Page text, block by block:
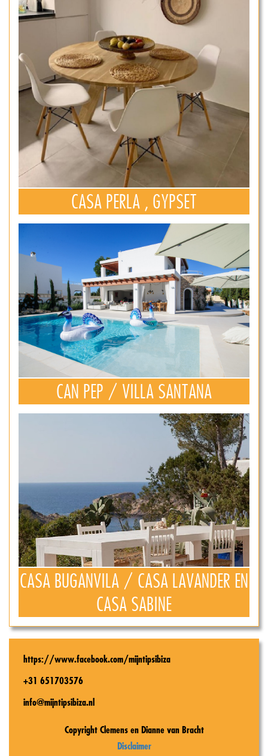
CASA PERLA , GYPSET
CAN PEP / VILLA SANTANA
CASA BUGANVILA / CASA LAVANDER EN
CASA SABINE
https://www.facebook.com/mijntipsibiza
+31 651703576
info@mijntipsibiza.nl
Copyright Clemens en Dianne van Bracht
Disclaimer